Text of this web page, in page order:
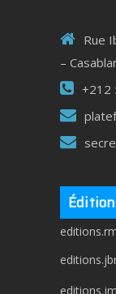
Rue
–
+212